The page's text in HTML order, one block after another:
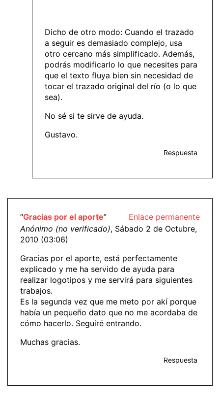
Dicho de otro modo: Cuando el trazado
a seguir es demasiado complejo, usa
otro cercano más simplificado. Además,
podrás modificarlo lo que necesites para
que el texto fluya bien sin necesidad de
tocar el trazado original del río (o lo que
sea).
No sé si te sirve de ayuda.
Gustavo.
Respuesta
Enlace permanente
“Gracias por el aporte”
Anónimo (no verificado), Sábado 2 de Octubre,
2010 (03:06)
Gracias por el aporte, está perfectamente
explicado y me ha servido de ayuda para
realizar logotipos y me servirá para siguientes
trabajos.
Es la segunda vez que me meto por akí porque
había un pequeño dato que no me acordaba de
cómo hacerlo. Seguiré entrando.
Muchas gracias.
Respuesta